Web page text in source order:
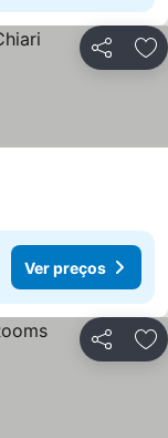
Partilhar
Ver preços
Partilhar